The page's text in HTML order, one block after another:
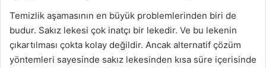
Temizlik aşamasının en büyük problemlerinden biri de
budur. Sakız lekesi çok inatçı bir lekedir. Ve bu lekenin
çıkartılması çokta kolay değildir. Ancak alternatif çözüm
yöntemleri sayesinde sakız lekesinden kısa süre içerisinde